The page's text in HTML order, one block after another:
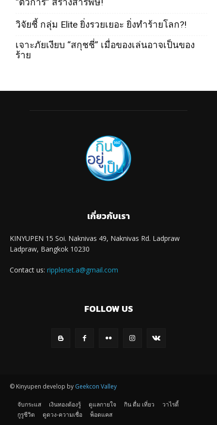
“ตัวการ” สร้างสารพิษ!
วิจัยชี้ กลุ่ม Elite ยิ่งรวยเยอะ ยิ่งทำร้ายโลก?!
เจาะภัยเงียบ “สกุชชี่” เมื่อของเล่นอาจเป็นของ
ร้าย
เกี่ยวกับเรา
KINYUPEN 15 Soi. Naknivas 49, Naknivas Rd. Ladpraw
Ladpraw, Bangkok 10230
Contact us: ripplenet.a@gmail.com
FOLLOW US
© Kinyupen develop by Geekcon Valley
จับกระแส เงินทองต้องรู้ ดูแลกายใจ กิน ดื่ม เที่ยว
วาไรตี้
กูรูชีวิต
ดูดวง-ความเชื่อ พ็อดแคส